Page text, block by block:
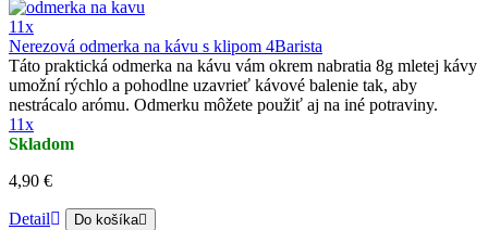
11x
Nerezová odmerka na kávu s klipom 4Barista
Táto praktická odmerka na kávu vám okrem nabratia 8g mletej kávy
umožní rýchlo a pohodlne uzavrieť kávové balenie tak, aby
nestrácalo arómu. Odmerku môžete použiť aj na iné potraviny.
11x
Skladom
4,90 €
Detail Do košíka